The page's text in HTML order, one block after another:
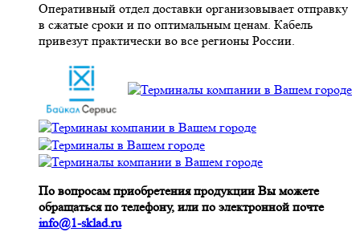
Оперативный отдел доставки организовывает отправку
в сжатые сроки и по оптимальным ценам. Кабель
привезут практически во все регионы России.
По вопросам приобретения продукции Вы можете
обращаться по телефону, или по электронной почте
info@1-sklad.ru